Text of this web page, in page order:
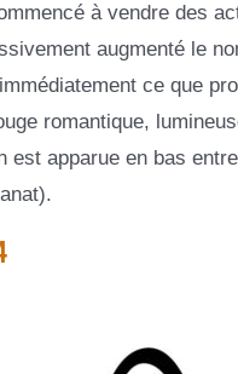
à vendre des
augmenté le
ce que
romantique,
est apparue en bas